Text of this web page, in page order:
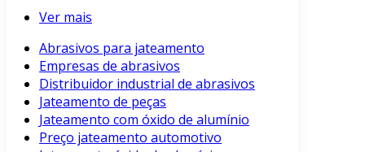
Ver mais
Abrasivos para jateamento
Empresas de abrasivos
Distribuidor industrial de abrasivos
Jateamento de peças
Jateamento com óxido de alumínio
Preço jateamento automotivo